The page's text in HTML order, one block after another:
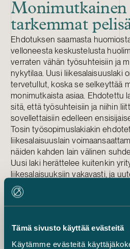
Tämä sivusto käyttää evästeitä
Käytämme evästeitä
Monimutkainen
tarkemmat
Ehdotuksen saamasta
velloneesta keskustelusta
verraten vähän työsuhteisiin ja
nykytilaa. Uusi liikesalaisuuslaki
tervetullut, koska se selkeyttää
monimutkaista asiaa. Ehdotettu
sitä, että työsuhteisiin ja niihin
sovellettaisiin edelleen
Tosin työsopimuslakiakin
liikesalaisuuslain
näiden kahden lain välinen
Uusi laki herättelee kuitenkin
liikesalaisuuksiin vakavasti, ja
liikesalaisuuksien tarkempi
suojaamaan omaisuuttaan.
huolimatta edelleen syytä laatia
erityisesti sellaisten
säännöllisesti saavat käyttöönsä